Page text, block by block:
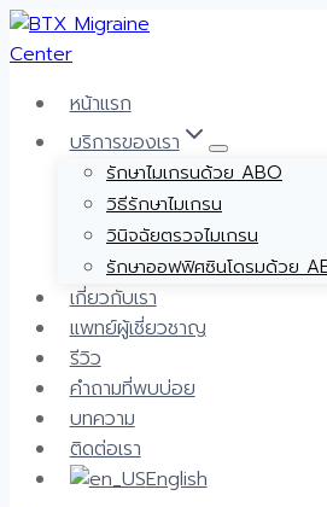
Skip
to
หน้าแรก
บริการของเรา
รักษาไมเกรนด้วย ABO
วิธีรักษาไมเกรน
วินิจฉัยตรวจไมเกรน
รักษาออฟฟิศซินโดรมด้วย
เกี่ยวกับเรา
แพทย์ผู้เชี่ยวชาญ
รีวิว
คำถามที่พบบ่อย
บทความ
ติดต่อเรา
English